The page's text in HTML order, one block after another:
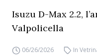
Isuzu D-Max 2.2,
Valpolicella
06/26/2026 In